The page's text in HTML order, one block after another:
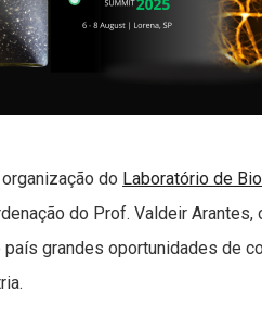
do Laboratório de
do Prof. Valdeir
país grandes oportunidades de